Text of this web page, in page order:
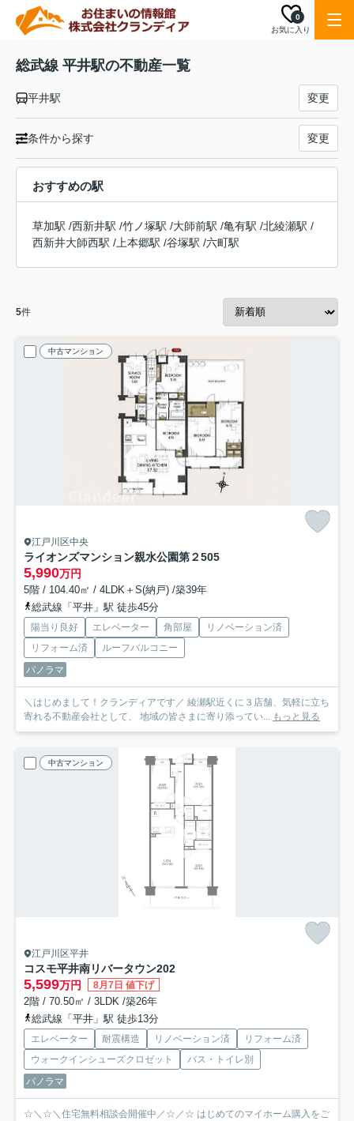
お気に入り
0
総武線 平井駅の不動産一覧
平井駅 変更
条件から探す 変更
おすすめの駅
草加駅 /西新井駅 /竹ノ塚駅 /大師前駅 /亀有駅 /北綾瀬駅 /
西新井大師西駅 / 上本郷駅 /谷塚駅 /六町駅
5件
中古マンション
江戸川区中央
ライオンズマンション親水公園第２505
5,990万円
5階 / 104.40㎡ / 4LDK＋S(納戸) /築39年
総武線「平井」駅 徒歩45分
陽当り良好 エレベーター 角部屋
リノベーション済
リフォーム済
ルーフバルコニー
パノラマ
＼はじめまして！クランディアです／ 綾瀬駅近くに３店舗、気軽に立ち
寄れる不動産会社として、 地域の皆さまに寄り添ってい... もっと見る
中古マンション
江戸川区平井
コスモ平井南リバータウン202
5,599万円 8月7日 値下げ
2階 / 70.50㎡ / 3LDK /築26年
総武線「平井」駅 徒歩13分
エレベーター 耐震構造 リノベーション済
リフォーム済
ウォークインシューズクロゼット
バス・トイレ別
パノラマ
☆＼☆＼住宅無料相談会開催中／☆／☆ はじめてのマイホーム購入をご